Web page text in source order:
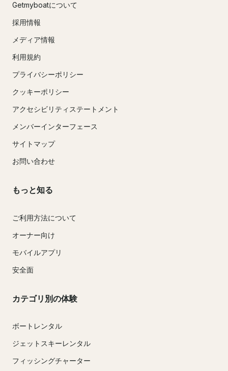
Getmyboatについて
採用情報
メディア情報
利用規約
プライバシーポリシー
クッキーポリシー
アクセシビリティステートメント
メンバーインターフェース
サイトマップ
お問い合わせ
もっと知る
ご利用方法について
オーナー向け
モバイルアプリ
安全面
カテゴリ別の体験
ボートレンタル
ジェットスキーレンタル
フィッシングチャーター